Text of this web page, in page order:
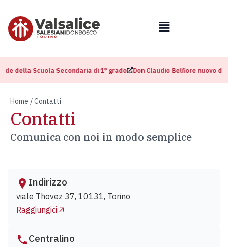
della Scuola Secondaria di 1° grado Don Claudio Belfiore nuovo
Home /Contatti
Contatti
Comunica con noi in modo semplice
Indirizzo
viale Thovez 37, 10131, Torino
Raggiungici
Centralino